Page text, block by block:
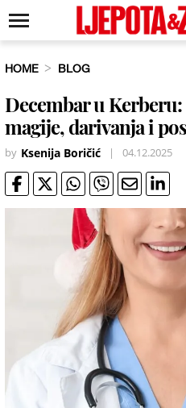
HOME BLOG
Decembar u
magije, darivanja i
by Ksenija Boričić | 04.12.2025